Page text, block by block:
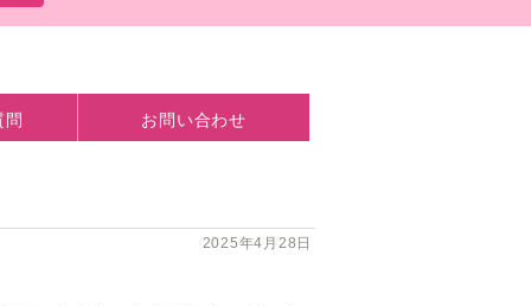
問 お問い合わせ
2025年4月28日